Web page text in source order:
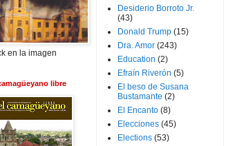
en la imagen
libre
Desiderio Borroto Jr.
(43)
Donald Trump (15)
Dra. Amor (243)
Education (2)
Efraín Riverón (5)
El beso de Susana
Bustamante (2)
El Encanto (8)
Elecciones (45)
Elections (53)